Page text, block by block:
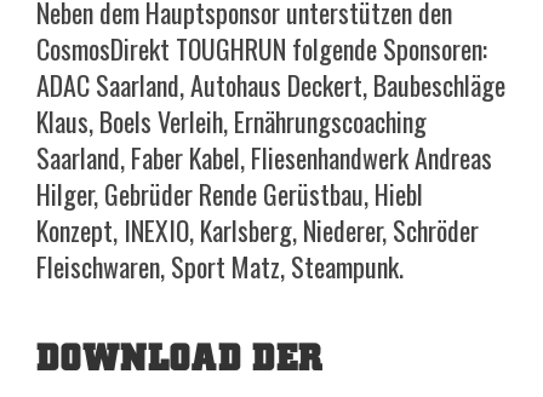
Neben dem Hauptsponsor unterstützen den
CosmosDirekt TOUGHRUN folgende Sponsoren:
ADAC Saarland, Autohaus Deckert, Baubeschläge
Klaus, Boels Verleih, Ernährungscoaching
Saarland, Faber Kabel, Fliesenhandwerk Andreas
Hilger, Gebrüder Rende Gerüstbau, Hiebl
Konzept, INEXIO, Karlsberg, Niederer, Schröder
Fleischwaren, Sport Matz, Steampunk.
DOWNLOAD DER